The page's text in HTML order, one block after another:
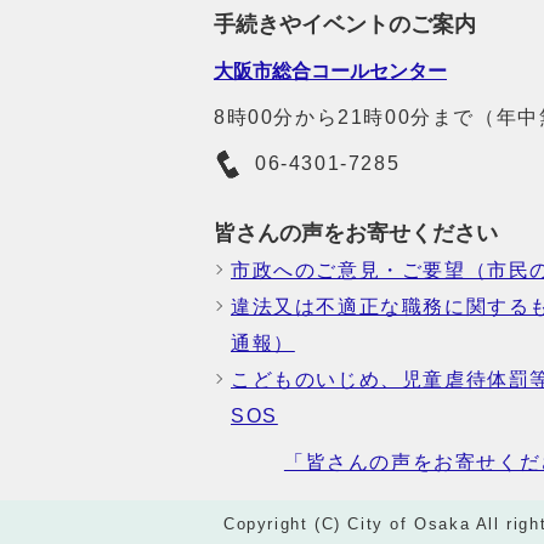
手続きやイベントのご案内
大阪市総合コールセンター
8時00分から21時00分まで（年中
06-4301-7285
皆さんの声をお寄せください
市政へのご意見・ご要望（市民
違法又は不適正な職務に関する
通報）
こどものいじめ、児童虐待体罰
SOS
「皆さんの声をお寄せく
Copyright (C) City of Osaka All